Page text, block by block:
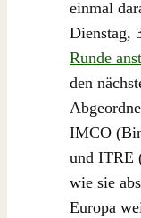
einmal
Dienstag,
Runde
den
IMCO
und ITRE
wie sie
Europa